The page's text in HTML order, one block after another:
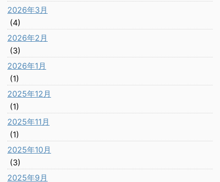
2026年3月
(4)
2026年2月
(3)
2026年1月
(1)
2025年12月
(1)
2025年11月
(1)
2025年10月
(3)
2025年9月